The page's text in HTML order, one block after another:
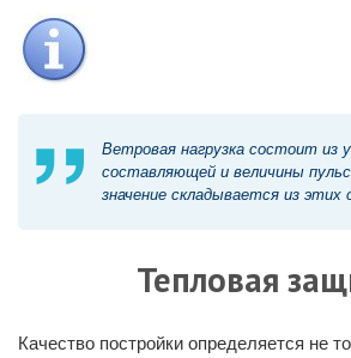
Ветровая нагрузка состоит из
составляющей и величины
значение складывается из этих
Тепловая
Качество постройки определяется не